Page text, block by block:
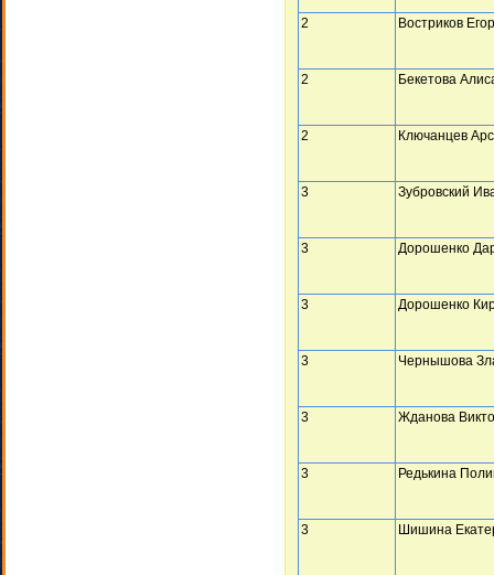
2 Востриков Егор
2 Бекетова
2 Ключанцев
3 Зубровский
3 Дорошенко
3 Дорошенко
3 Чернышова
3 Жданова
3 Редькина
3 Шишина